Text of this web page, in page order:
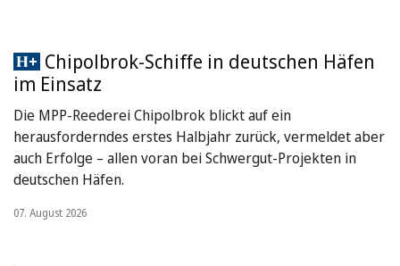
Chipolbrok-Schiffe in deutschen Häfen
im Einsatz
Die MPP-Reederei Chipolbrok blickt auf ein
herausforderndes erstes Halbjahr zurück, vermeldet aber
auch Erfolge – allen voran bei Schwergut-Projekten in
deutschen Häfen.
07. August 2026